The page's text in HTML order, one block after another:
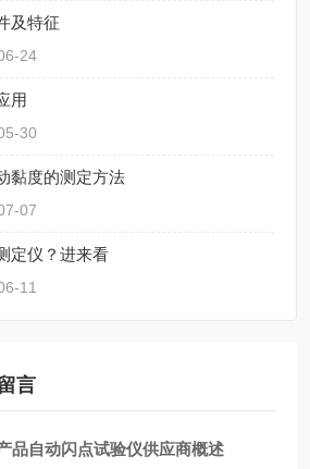
及特征
24
用
30
黏度的测定方法
07
定仪？进来看
11
言
品自动闪点试验仪供应商概述